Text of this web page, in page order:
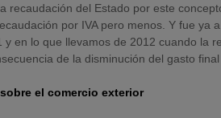
recaudación del Estado por este
por IVA pero menos. Y fue ya
y en lo que llevamos de 2012 cuando la
de la disminución del gasto
el comercio exterior